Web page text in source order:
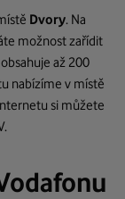
Dvory. Na
možnost zařídit
až 200
nabízíme v místě
si můžete